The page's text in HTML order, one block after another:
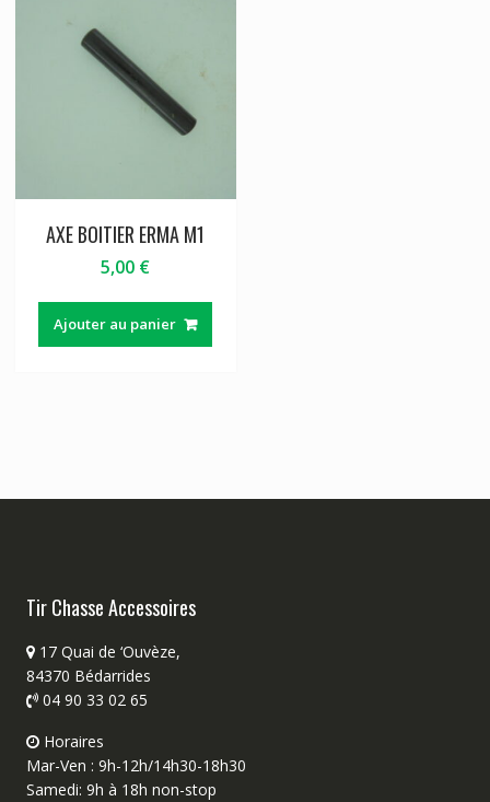
AXE BOITIER ERMA M1
5,00 €
Ajouter au panier
Tir Chasse Accessoires
17 Quai de ‘Ouvèze,
84370 Bédarrides
04 90 33 02 65
Horaires
Mar-Ven : 9h-12h/14h30-18h30
Samedi: 9h à 18h non-stop